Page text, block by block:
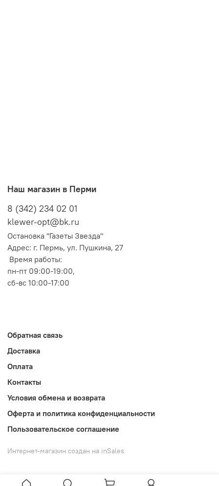
Наш магазин в Перми
8 (342) 234 02 01
klewer-opt@bk.ru
Остановка "Газеты Звезда"
Адрес: г. Пермь, ул. Пушкина, 27
Время работы:
пн-пт 09:00-19:00,
сб-вс 10:00-17:00
Обратная связь
Доставка
Оплата
Контакты
Условия обмена и возврата
Оферта и политика конфиденциальности
Пользовательское соглашение
Интернет-магазин создан на inSales